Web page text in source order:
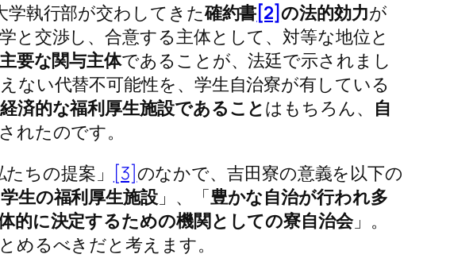
学執行部が交わしてきた確約書[2]の法的効力が
と交渉し、合意する主体として、対等な地位と
要な関与主体であることが、法廷で示されまし
ない代替不可能性を、学生自治寮が有している
経済的な福利厚生施設であることはもちろん、
自
れたのです。
ちの提案」 [3]のなかで、吉田寮の意義を以下の
生の福利厚生施設」、「豊かな自治が行われ多
的に決定するための機関としての寮自治会」。
めるべきだと考えます。